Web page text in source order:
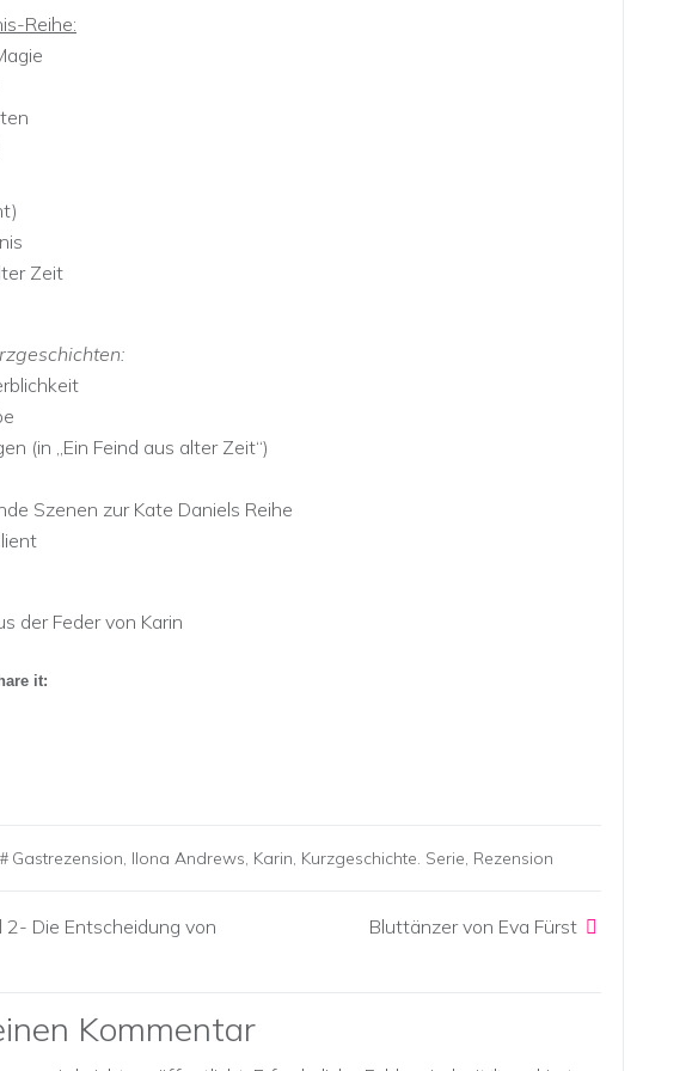
Reihe:
Zeit
(in „Ein Feind aus alter Zeit“)
Szenen zur Kate Daniels Reihe
der Feder von Karin
it:
Gastrezension, Ilona Andrews, Karin, Kurzgeschichte. Serie, Rezension
2- Die Entscheidung von
Bluttänzer von Eva Fürst
Kommentar